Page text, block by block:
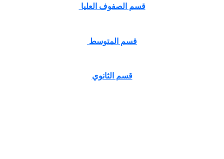
قسم الصفوف العليا
قسم المتوسط
قسم الثانوي